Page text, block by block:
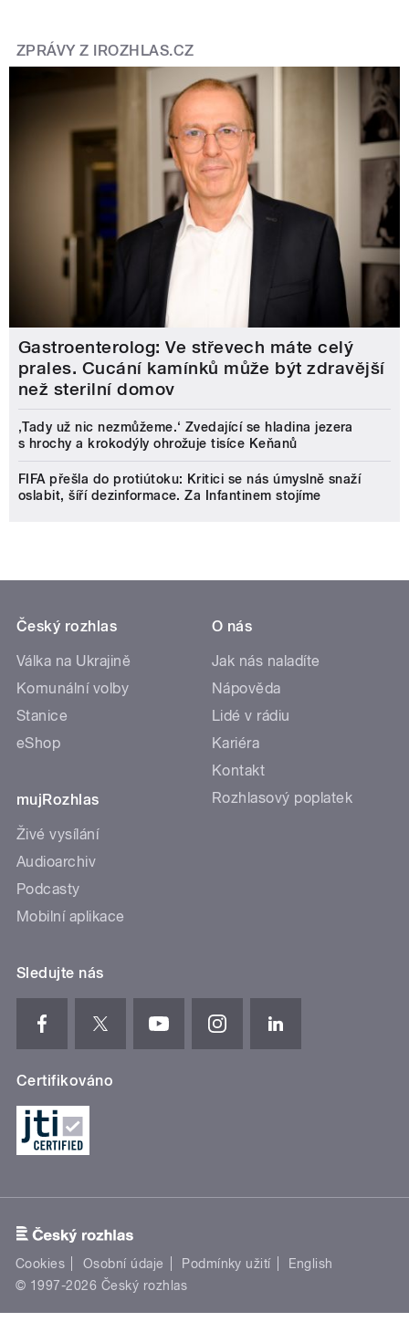
ZPRÁVY Z IROZHLAS.CZ
Gastroenterolog: Ve střevech máte celý
prales. Cucání kamínků může být zdravější
než sterilní domov
‚Tady už nic nezmůžeme.‘ Zvedající se hladina jezera
s hrochy a krokodýly ohrožuje tisíce Keňanů
FIFA přešla do protiútoku: Kritici se nás úmyslně snaží
oslabit, šíří dezinformace. Za Infantinem stojíme
Český rozhlas
Válka na Ukrajině
Komunální volby
Stanice
eShop
mujRozhlas
Živé vysílání
Audioarchiv
Podcasty
Mobilní aplikace
O nás
Jak nás naladíte
Nápověda
Lidé v rádiu
Kariéra
Kontakt
Rozhlasový poplatek
Sledujte nás
Certifikováno
Cookies Osobní údaje Podmínky užití
English
© 1997-2026 Český rozhlas